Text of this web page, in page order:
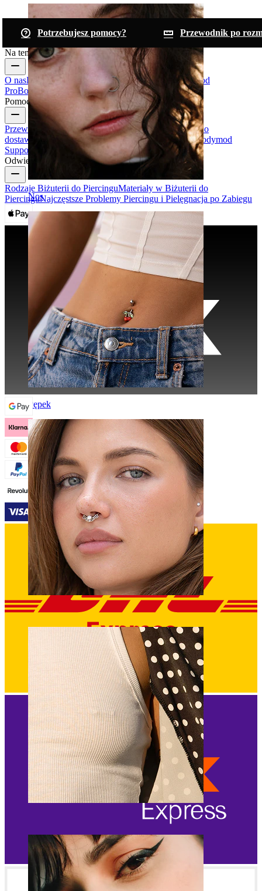
Nos
Pępek
Septum
Potrzebujesz pomocy?
Przewodnik po
Na temat Bodymod
O nasBlog Ogólne warunki & ZasadyKontakt
Bodymod
ProBodymod CreatorsOpinie o Bodymod
Pomoc & Informacje
Przewodnik po rozmiarachŚledź przesyłkę
Informacja o
dostawie
Zwroty & anulowaniePłatności Moje kontoBodymod
Support
Odwiedź
Rodzaje Biżuterii do PiercinguMateriały w Biżuterii do
PiercinguNajczęstsze Problemy Piercingu i Pielęgnacja po Zabiegu